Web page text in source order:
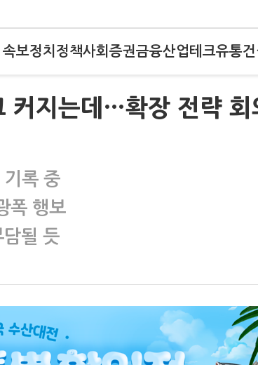
속보정치 정책사회 증권금융산업테크유통건
커지는데…확장 전략 회
록 중
폭 행보
될 듯